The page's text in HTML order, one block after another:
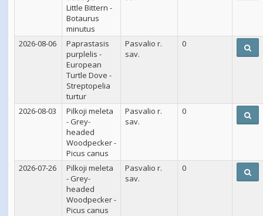
Little Bittern -
Botaurus
minutus
2026-08-06
Paprastasis
purplelis -
European
Turtle Dove -
Streptopelia
turtur
Pasvalio r.
sav.
0
2026-08-03
Pilkoji meleta
- Grey-
headed
Woodpecker -
Picus canus
Pasvalio r.
sav.
0
2026-07-26
Pilkoji meleta
- Grey-
headed
Woodpecker -
Picus canus
Pasvalio r.
sav.
0